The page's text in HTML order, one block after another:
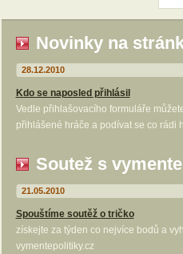
Novinky na
28.12.2010
Kdo se naposled přihlásil
Vedle přihlašovacího formuláře
přihlášené hráče a podívat se co rádi
Soutež s
21.05.2010
Spouštíme soutěž o tričko
získejte za týden co nejvíce bodů a
vymentepolitiky.cz